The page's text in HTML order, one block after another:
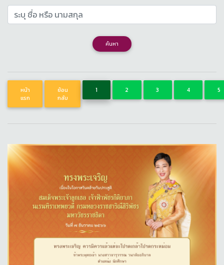
ค้นหา
หน้า
แรก
ย้อน
กลับ
1 2 3 4 5